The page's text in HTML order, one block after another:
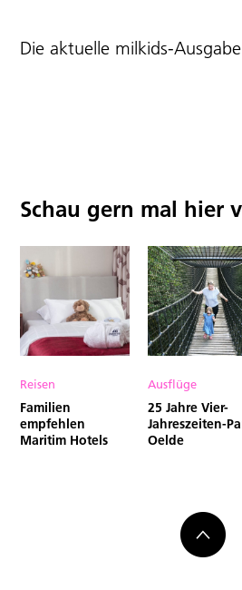
Die aktuelle milkids-
Schau gern mal hier
Reisen
Familien
empfehlen
Maritim Hotels
Ausflüge
25 Jahre Vier-
Jahreszeiten-
Oelde